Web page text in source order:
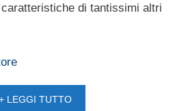
di tantissimi altri
LEGGI TUTTO